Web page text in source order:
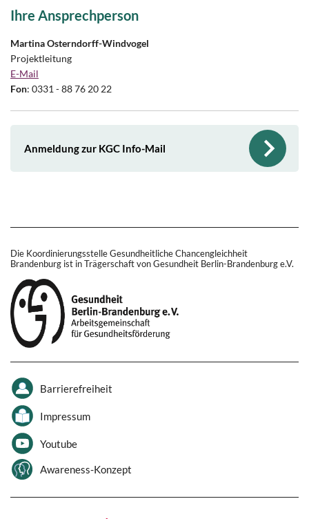
Ihre Ansprechperson
Martina Osterndorff-Windvogel
Projektleitung
E-Mail
Fon: 0331 - 88 76 20 22
Anmeldung zur KGC Info-Mail
Die Koordinierungsstelle Gesundheitliche Chancengleichheit
Brandenburg ist in Trägerschaft von Gesundheit Berlin-Brandenburg e.V.
Barrierefreiheit
Impressum
Youtube
Awareness-Konzept